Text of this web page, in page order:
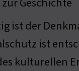
ist der
ist
kulturellen